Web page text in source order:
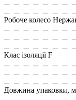
Робоче колесо
Клас ізоляції F
Довжина упаковки,